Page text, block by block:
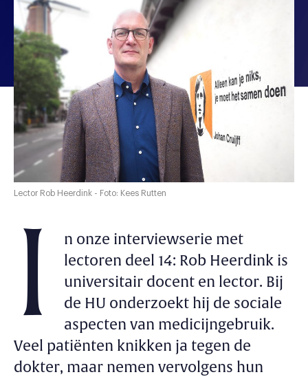
Lector Rob Heerdink - Foto: Kees Rutten
I
n onze interviewserie met
lectoren deel 14: Rob Heerdink is
universitair docent en lector. Bij
de HU onderzoekt hij de sociale
aspecten van medicijngebruik.
Veel patiënten knikken ja tegen de
dokter, maar nemen vervolgens hun